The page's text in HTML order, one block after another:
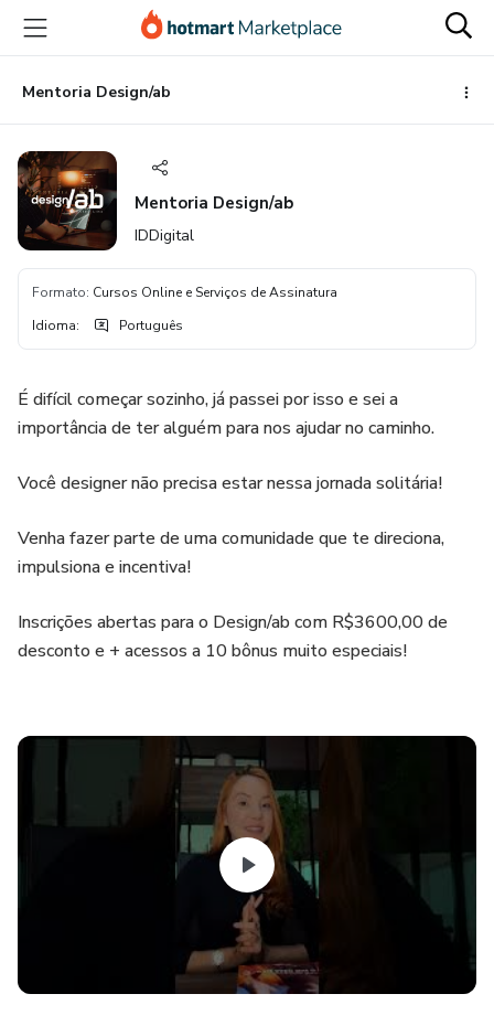
para
conteúdo
principal
para
pagamento
para
rodapé
Mentoria Design/ab
Mentoria Design/ab
IDDigital
Formato: Cursos Online e Serviços de Assinatura
Idioma: Português
É difícil começar sozinho, já passei por isso e sei a
importância de ter alguém para nos ajudar no caminho.
Você designer não precisa estar nessa jornada solitária!
Venha fazer parte de uma comunidade que te direciona,
impulsiona e incentiva!
Inscrições abertas para o Design/ab com R$3600,00 de
desconto e + acessos a 10 bônus muito especiais!